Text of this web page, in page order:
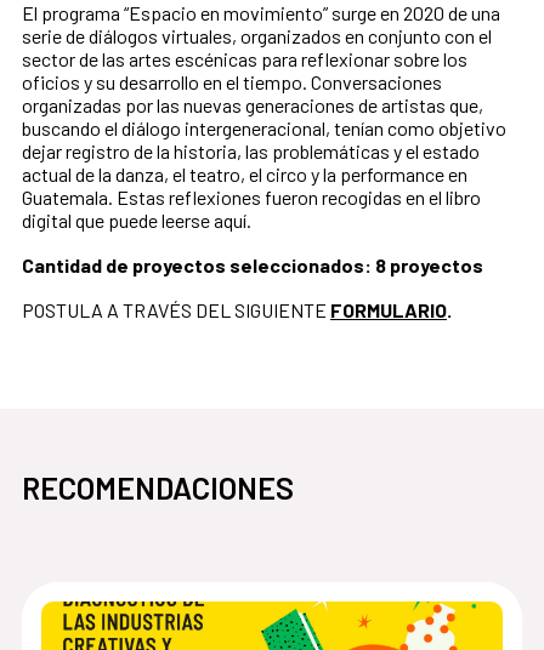
El programa “Espacio en movimiento” surge en 2020 de una
serie de diálogos virtuales, organizados en conjunto con el
sector de las artes escénicas para reflexionar sobre los
oficios y su desarrollo en el tiempo. Conversaciones
organizadas por las nuevas generaciones de artistas que,
buscando el diálogo intergeneracional, tenían como objetivo
dejar registro de la historia, las problemáticas y el estado
actual de la danza, el teatro, el circo y la performance en
Guatemala. Estas reflexiones fueron recogidas en el libro
digital que puede leerse aquí.
Cantidad de proyectos seleccionados: 8 proyectos
POSTULA A TRAVÉS DEL SIGUIENTE FORMULARIO.
RECOMENDACIONES